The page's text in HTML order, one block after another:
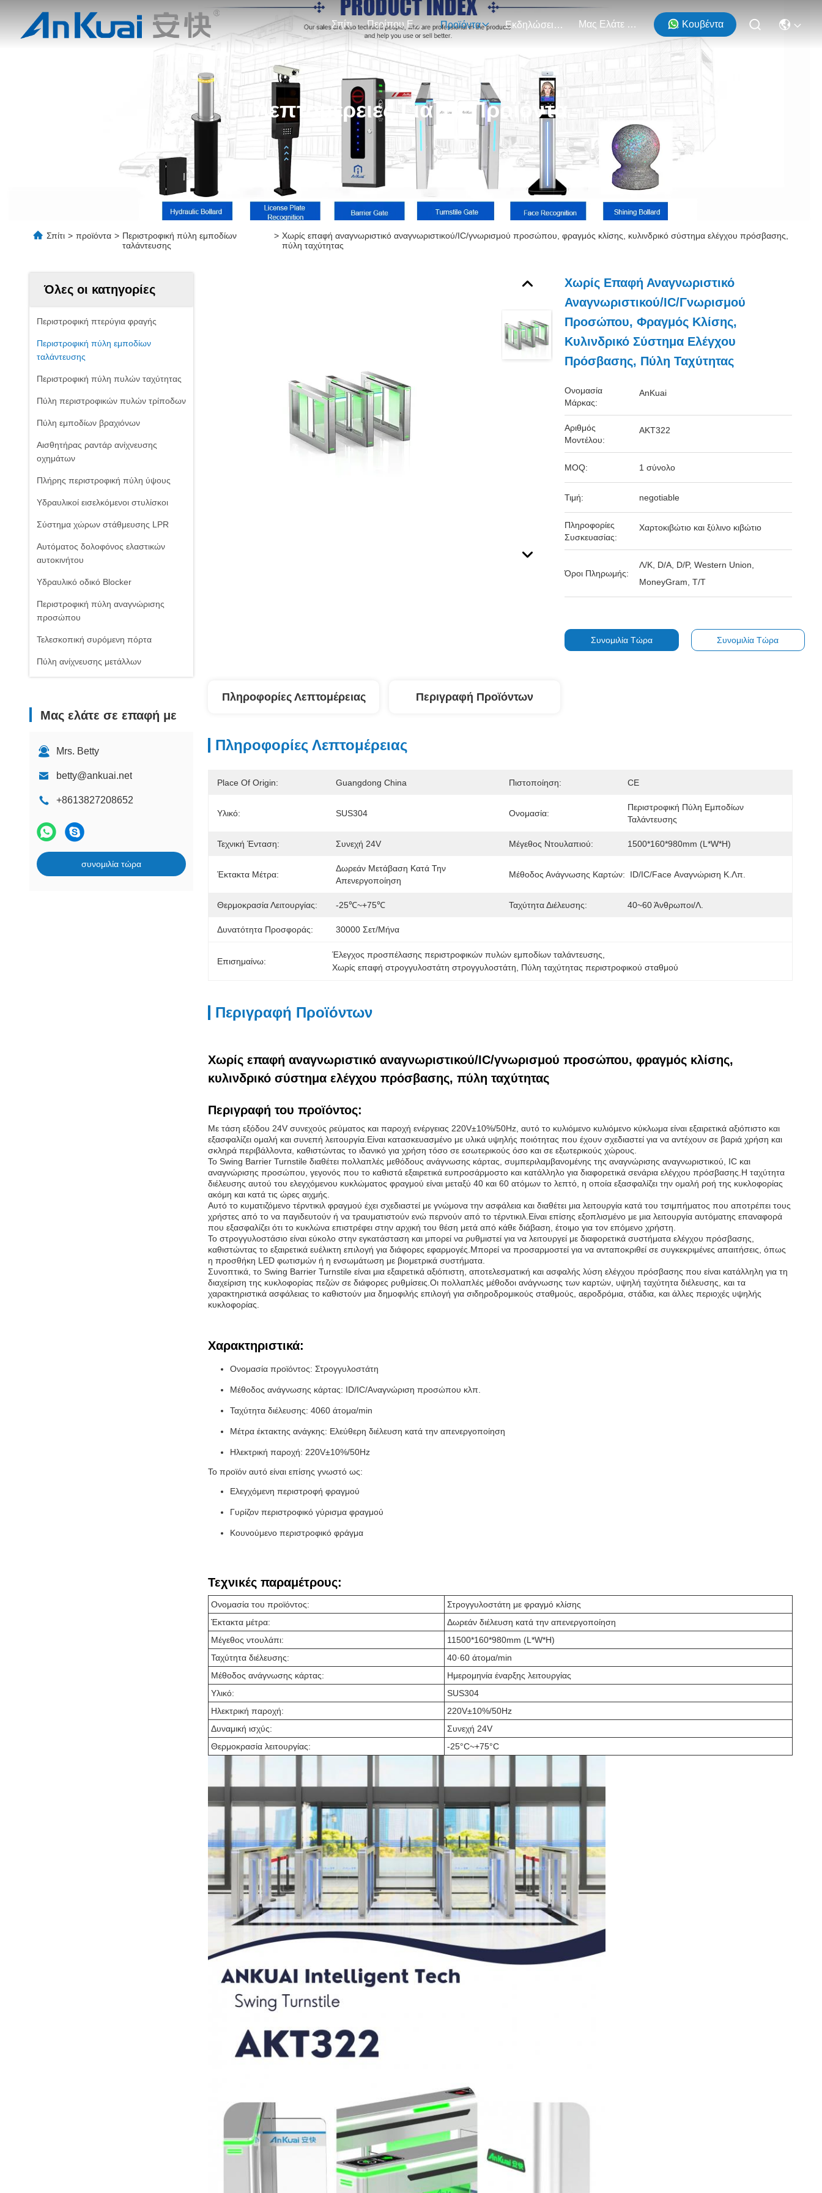
Σπίτι Περίπου Εμείς Προϊόντα Εκδηλώσεις Μας Ελάτε Σε Επαφή Με Κουβέντα
Λεπτομέρειες Για Τα Προϊόντα
Σπίτι > προϊόντα > Περιστροφική πύλη εμποδίων
ταλάντευσης
> Χωρίς επαφή αναγνωριστικό αναγνωριστικού/IC/γνωρισμού προσώπου, φραγμός κλίσης, κυλινδρικό σύστημα ελέγχου πρόσβασης,
πύλη ταχύτητας
Όλες οι κατηγορίες
Περιστροφική πτερύγια φραγής
Περιστροφική πύλη εμποδίων
ταλάντευσης
Περιστροφική πύλη πυλών ταχύτητας
Πύλη περιστροφικών πυλών τρίποδων
Πύλη εμποδίων βραχιόνων
Αισθητήρας ραντάρ ανίχνευσης
οχημάτων
Πλήρης περιστροφική πύλη ύψους
Υδραυλικοί εισελκόμενοι στυλίσκοι
Σύστημα χώρων στάθμευσης LPR
Αυτόματος δολοφόνος ελαστικών
αυτοκινήτου
Υδραυλικό οδικό Blocker
Περιστροφική πύλη αναγνώρισης
προσώπου
Τελεσκοπική συρόμενη πόρτα
Πύλη ανίχνευσης μετάλλων
Μας ελάτε σε επαφή με
Mrs. Betty
betty@ankuai.net
+8613827208652
συνομιλία τώρα
Χωρίς Επαφή Αναγνωριστικό
Αναγνωριστικού/IC/γνωρισμού
Προσώπου, Φραγμός Κλίσης,
Κυλινδρικό Σύστημα Ελέγχου
Πρόσβασης, Πύλη Ταχύτητας
Ονομασία
Μάρκας:
AnKuai
Αριθμός
Μοντέλου:
AKT322
MOQ: 1 σύνολο
Τιμή: negotiable
Πληροφορίες
Συσκευασίας:
Χαρτοκιβώτιο και ξύλινο κιβώτιο
Όροι Πληρωμής:
Λ/Κ, D/A, D/P, Western Union,
MoneyGram, T/T
Συνομιλία Τώρα Συνομιλία Τώρα
Πληροφορίες Λεπτομέρειας Περιγραφή Προϊόντων
Πληροφορίες Λεπτομέρειας
Place Of Origin: Guangdong China Πιστοποίηση: CE
Υλικό: SUS304 Ονομασία:
Περιστροφική Πύλη Εμποδίων
Ταλάντευσης
Τεχνική Ένταση: Συνεχή 24V Μέγεθος Ντουλαπιού: 1500*160*980mm (L*W*H)
Έκτακτα Μέτρα:
Δωρεάν Μετάβαση Κατά Την
Απενεργοποίηση
Μέθοδος Ανάγνωσης Καρτών: ID/IC/Face Αναγνώριση Κ.λπ.
Θερμοκρασία Λειτουργίας: -25℃~+75℃ Ταχύτητα Διέλευσης: 40~60 Άνθρωποι/λ.
Δυνατότητα Προσφοράς: 30000 Σετ/μήνα
Επισημαίνω:
Έλεγχος προσπέλασης περιστροφικών πυλών εμποδίων ταλάντευσης
Χωρίς επαφή στρογγυλοστάτη στρογγυλοστάτη
Πύλη ταχύτητας περιστροφικού σταθμού
Περιγραφή Προϊόντων
Χωρίς επαφή αναγνωριστικό αναγνωριστικού/IC/γνωρισμού προσώπου, φραγμός κλίσης,
κυλινδρικό σύστημα ελέγχου πρόσβασης, πύλη ταχύτητας
Περιγραφή του προϊόντος:
Με τάση εξόδου 24V συνεχούς ρεύματος και παροχή ενέργειας 220V±10%/50Hz, αυτό το κυλιόμενο κυλιόμενο κύκλωμα είναι εξαιρετικά αξιόπιστο και
εξασφαλίζει ομαλή και συνεπή λειτουργία.Είναι κατασκευασμένο με υλικά υψηλής ποιότητας που έχουν σχεδιαστεί για να αντέχουν σε βαριά χρήση και
σκληρά περιβάλλοντα, καθιστώντας το ιδανικό για χρήση τόσο σε εσωτερικούς όσο και σε εξωτερικούς χώρους.
Το Swing Barrier Turnstile διαθέτει πολλαπλές μεθόδους ανάγνωσης κάρτας, συμπεριλαμβανομένης της αναγνώρισης αναγνωριστικού, IC και
αναγνώρισης προσώπου, γεγονός που το καθιστά εξαιρετικά ευπροσάρμοστο και κατάλληλο για διαφορετικά σενάρια ελέγχου πρόσβασης.Η ταχύτητα
διέλευσης αυτού του ελεγχόμενου κυκλώματος φραγμού είναι μεταξύ 40 και 60 ατόμων το λεπτό, η οποία εξασφαλίζει την ομαλή ροή της κυκλοφορίας
ακόμη και κατά τις ώρες αιχμής.
Αυτό το κυματιζόμενο τέρντικιλ φραγμού έχει σχεδιαστεί με γνώμονα την ασφάλεια και διαθέτει μια λειτουργία κατά του τσιμπήματος που αποτρέπει τους
χρήστες από το να παγιδευτούν ή να τραυματιστούν ενώ περνούν από το τέρντικιλ.Είναι επίσης εξοπλισμένο με μια λειτουργία αυτόματης επαναφορά
που εξασφαλίζει ότι το κυκλώνα επιστρέφει στην αρχική του θέση μετά από κάθε διάβαση, έτοιμο για τον επόμενο χρήστη.
Το στρογγυλοστάσιο είναι εύκολο στην εγκατάσταση και μπορεί να ρυθμιστεί για να λειτουργεί με διαφορετικά συστήματα ελέγχου πρόσβασης,
καθιστώντας το εξαιρετικά ευέλικτη επιλογή για διάφορες εφαρμογές.Μπορεί να προσαρμοστεί για να ανταποκριθεί σε συγκεκριμένες απαιτήσεις, όπως
η προσθήκη LED φωτισμών ή η ενσωμάτωση με βιομετρικά συστήματα.
Συνοπτικά, το Swing Barrier Turnstile είναι μια εξαιρετικά αξιόπιστη, αποτελεσματική και ασφαλής λύση ελέγχου πρόσβασης που είναι κατάλληλη για τη
διαχείριση της κυκλοφορίας πεζών σε διάφορες ρυθμίσεις.Οι πολλαπλές μέθοδοι ανάγνωσης των καρτών, υψηλή ταχύτητα διέλευσης, και τα
χαρακτηριστικά ασφάλειας το καθιστούν μια δημοφιλής επιλογή για σιδηροδρομικούς σταθμούς, αεροδρόμια, στάδια, και άλλες περιοχές υψηλής
κυκλοφορίας.
Χαρακτηριστικά:
Ονομασία προϊόντος: Στρογγυλοστάτη
Μέθοδος ανάγνωσης κάρτας: ID/IC/Αναγνώριση προσώπου κλπ.
Ταχύτητα διέλευσης: 4060 άτομα/min
Μέτρα έκτακτης ανάγκης: Ελεύθερη διέλευση κατά την απενεργοποίηση
Ηλεκτρική παροχή: 220V±10%/50Hz
Το προϊόν αυτό είναι επίσης γνωστό ως:
Ελεγχόμενη περιστροφή φραγμού
Γυρίζον περιστροφικό γύρισμα φραγμού
Κουνούμενο περιστροφικό φράγμα
Τεχνικές παραμέτρους:
Ονομασία του προϊόντος:
Στρογγυλοστάτη με φραγμό κλίσης
Έκτακτα μέτρα:
Δωρεάν διέλευση κατά την απενεργοποίηση
Μέγεθος ντουλάπι:
11500*160*980mm (L*W*H)
Ταχύτητα διέλευσης:
40·60 άτομα/min
Μέθοδος ανάγνωσης κάρτας:
Ημερομηνία έναρξης λειτουργίας
Υλικό:
SUS304
Ηλεκτρική παροχή:
220V±10%/50Hz
Δυναμική ισχύς:
Συνεχή 24V
Θερμοκρασία λειτουργίας:
-25°C~+75°C